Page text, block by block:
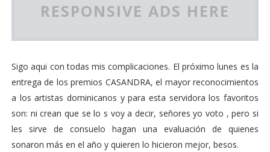
RESPONSIVE ADS HERE
Sigo aqui con todas mis complicaciones. El próximo lunes es la
entrega de los premios CASANDRA, el mayor reconocimientos
a los artistas dominicanos y para esta servidora los favoritos
son: ni crean que se lo s voy a decir, señores yo voto , pero si
les sirve de consuelo hagan una evaluación de quienes
sonaron más en el año y quieren lo hicieron mejor, besos.